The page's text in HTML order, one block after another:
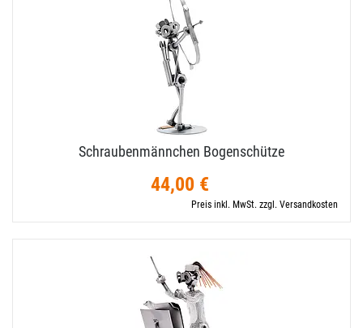
Schraubenmännchen Bogenschütze
44,00 €
Preis inkl. MwSt. zzgl. Versandkosten